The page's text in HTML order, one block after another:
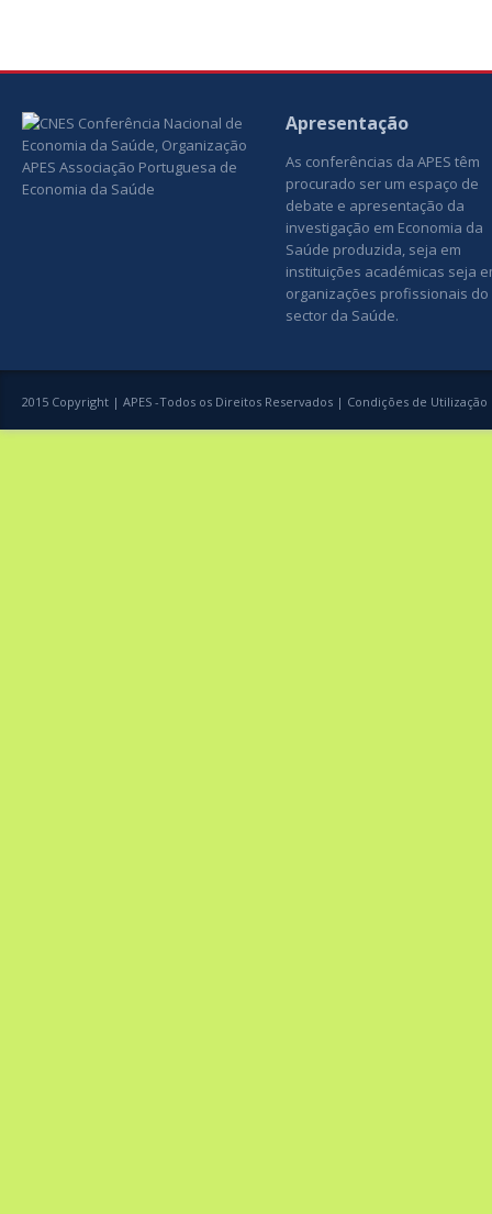
Apresentação
As conferências da APES têm
procurado ser um espaço de
debate e apresentação da
investigação em Economia da
Saúde produzida, seja em
instituições académicas seja
organizações profissionais do
sector da Saúde.
2015 Copyright | APES -Todos os Direitos Reservados | Condições de Utilização